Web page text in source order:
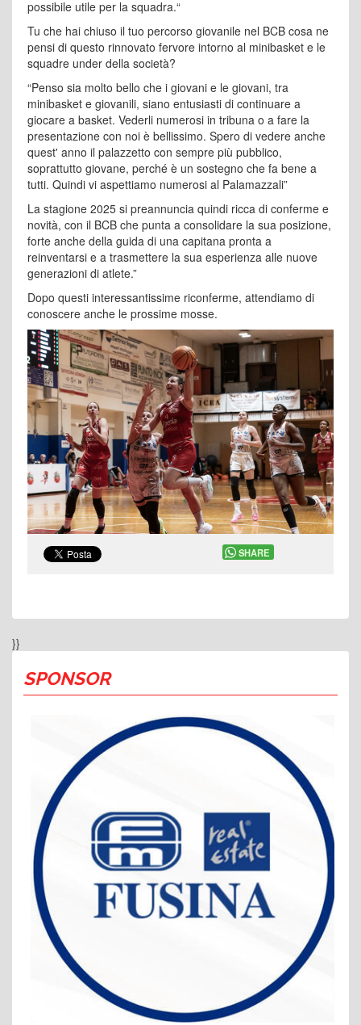
}}
SPONSOR
possibile utile per la squadra.“
Tu che hai chiuso il tuo percorso giovanile nel BCB cosa ne
pensi di questo rinnovato fervore intorno al minibasket e le
squadre under della società?
“Penso sia molto bello che i giovani e le giovani, tra
minibasket e giovanili, siano entusiasti di continuare a
giocare a basket. Vederli numerosi in tribuna o a fare la
presentazione con noi è bellissimo. Spero di vedere anche
quest' anno il palazzetto con sempre più pubblico,
soprattutto giovane, perché è un sostegno che fa bene a
tutti. Quindi vi aspettiamo numerosi al Palamazzali”
La stagione 2025 si preannuncia quindi ricca di conferme e
novità, con il BCB che punta a consolidare la sua posizione,
forte anche della guida di una capitana pronta a
reinventarsi e a trasmettere la sua esperienza alle nuove
generazioni di atlete.”
Dopo questi interessantissime riconferme, attendiamo di
conoscere anche le prossime mosse.
SHARE